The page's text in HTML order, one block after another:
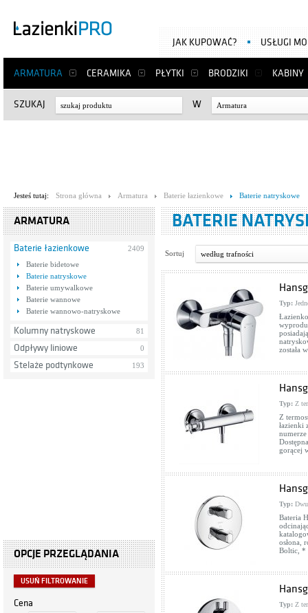
ARMATURA CERAMIKA PŁYTKI BRODZIKI KABINY
JAK KUPOWAĆ? USŁUGI
SZUKAJ W Armatura
Jesteś tutaj: Strona główna Armatura Baterie łazienkowe Baterie natryskowe
ARMATURA
Baterie łazienkowe
2409
Baterie bidetowe
Baterie natryskowe
Baterie umywalkowe
Baterie wannowe
Baterie wannowo-natryskowe
Kolumny natryskowe 81
Odpływy liniowe 0
Stelaże podtynkowe 193
OPCJE PRZEGLĄDANIA
USUŃ FILTROWANIE
Cena
BATERIE
Sortuj według trafności
Typ:
została
Typ: Z
Z
łazienki
gorącej
Typ:
Bateria
osłona,
Boltic, *
Typ: Z